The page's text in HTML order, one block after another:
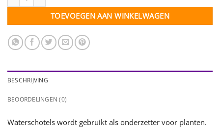
TOEVOEGEN AAN WINKELWAGEN
BESCHRIJVING
BEOORDELINGEN (0)
Waterschotels wordt gebruikt als onderzetter voor planten.